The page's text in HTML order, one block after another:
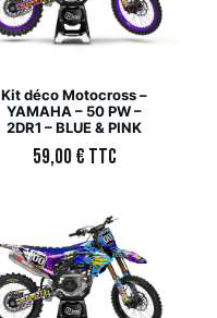
Kit déco Motocross –
YAMAHA – 50 PW –
2DR1 – BLUE & PINK
59,00€ TTC